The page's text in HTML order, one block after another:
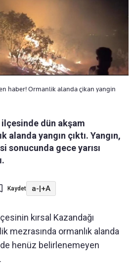
haber! Ormanlik alanda çikan yangin
ilçesinde dün akşam
alanda yangın çıktı. Yangın,
sonucunda gece yarısı
Kaydet a-|+A
kırsal Kazandağı
mezrasında ormanlık alanda
henüz belirlenemeyen